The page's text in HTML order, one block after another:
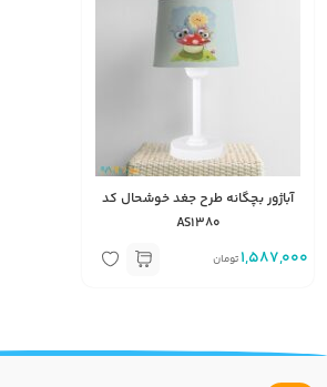
آباژور بچگانه طرح جغد خوشحال کد
AS1380
1,587,000 تومان